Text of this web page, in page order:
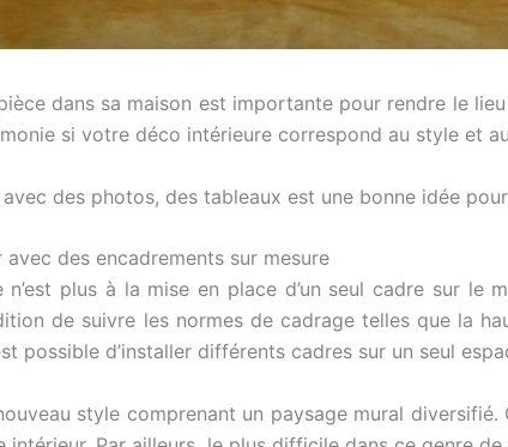
dans sa maison est importante pour rendre le
si votre déco intérieure correspond au style et
avec des photos, des tableaux est une bonne idée
des encadrements sur mesure
n’est plus à la mise en place d’un seul cadre sur le
de suivre les normes de cadrage telles que la
possible d’installer différents cadres sur un seul
style comprenant un paysage mural